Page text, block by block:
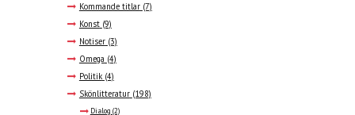
Kommande titlar (7)
Konst (9)
Notiser (3)
Omega (4)
Politik (4)
Skönlitteratur (198)
Dialog (2)